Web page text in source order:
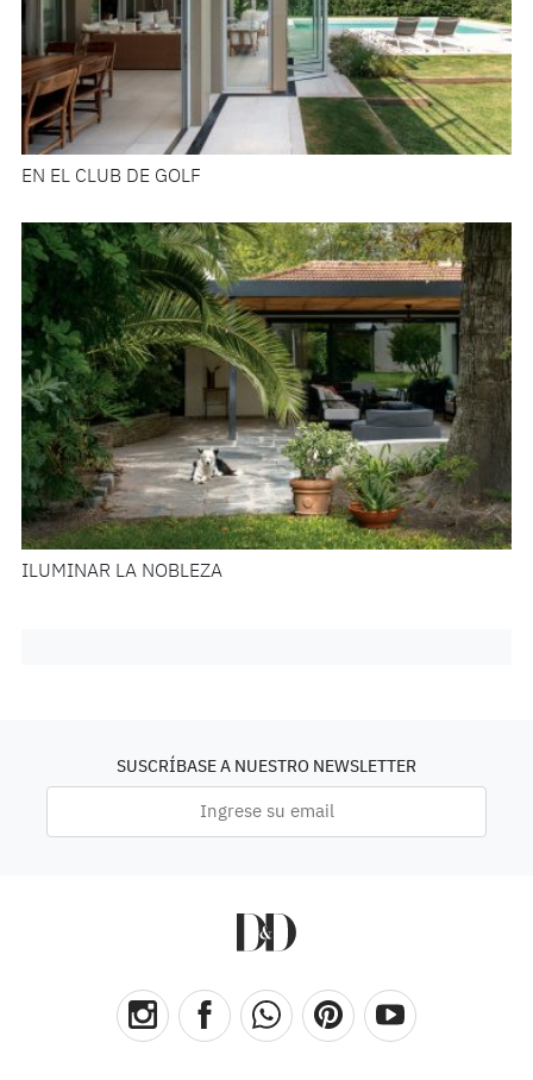
EN EL CLUB DE GOLF
ILUMINAR LA NOBLEZA
SUSCRÍBASE A NUESTRO NEWSLETTER